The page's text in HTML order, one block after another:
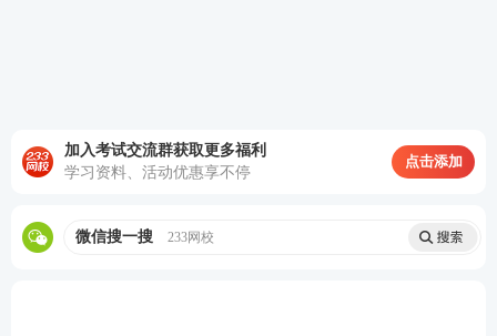
加入考试交流群获取更多福利
学习资料、活动优惠享不停
点击添加
微信搜一搜 233网校